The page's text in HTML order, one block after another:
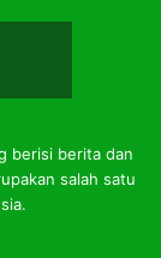
berisi berita dan
salah satu